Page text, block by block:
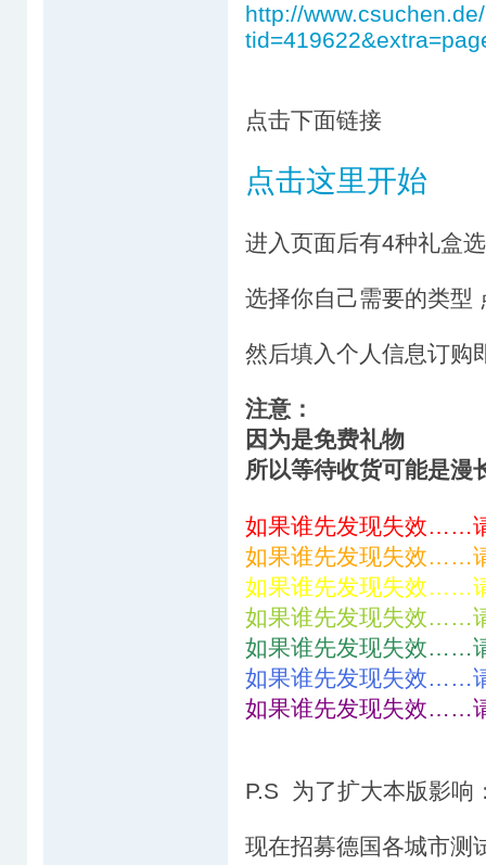
http://
点击下面链接
点击这里开始
进入页面后有4种礼盒
选择你自己需要的类型
然后填入个人信息订购
注意：
因为是免费礼物
所以等待收货可能是漫
如果谁先发现失效……
如果谁先发现失效……
如果谁先发现失效……
如果谁先发现失效……
如果谁先发现失效……
如果谁先发现失效……
如果谁先发现失效……
P.S 为了扩大本版影响
现在招募德国各城市测